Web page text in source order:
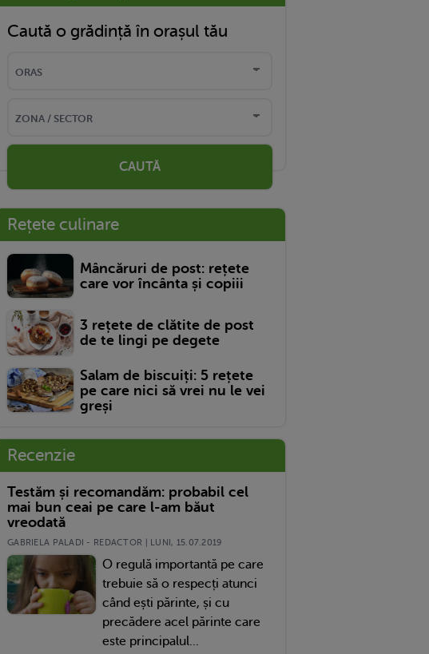
Caută o grădință în orașul tău
CAUTĂ
Rețete culinare
Mâncăruri de post: rețete
care vor încânta și copiii
3 rețete de clătite de post
de te lingi pe degete
Salam de biscuiți: 5 rețete
pe care nici să vrei nu le vei
greși
Recenzie
Testăm și recomandăm: probabil cel
mai bun ceai pe care l-am băut
vreodată
GABRIELA PALADI - REDACTOR | LUNI, 15.07.2019
O regulă importantă pe care
trebuie să o respecți atunci
când ești părinte, și cu
precădere acel părinte care
este principalul...